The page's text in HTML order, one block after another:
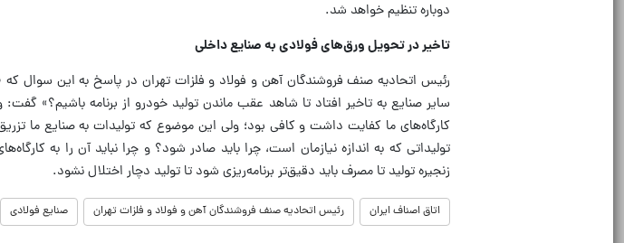
دوباره تنظیم خواهد شد.
تاخیر در تحویل ورق‌های فولادی به صنایع داخلی
رئیس اتحادیه صنف فروشندگان آهن و فولاد و فلزات تهران در پاسخ به این سوال
سایر صنایع به تاخیر افتاد تا شاهد عقب ماندن تولید خودرو از برنامه باشیم؟»
کارگاه‌های ما کفایت داشت و کافی بود؛ ولی این موضوع که تولیدات به صنایع ما
تولیداتی که به اندازه نیازمان است، چرا باید صادر شود؟ و چرا نباید آن را به
زنجیره تولید تا مصرف باید دقیق‌تر برنامه‌ریزی شود تا تولید دچار اختلال نشود.
اتاق اصناف ایران رئیس اتحادیه صنف فروشندگان آهن و فولاد و فلزات تهران صنایع فولادی